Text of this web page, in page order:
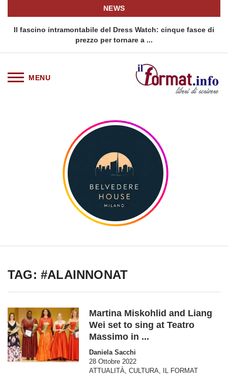
NEWS
Il fascino intramontabile del Dress Watch: cinque fasce di
prezzo per tornare a ...
TAG: #ALAINNONAT
Martina Miskohlid and Liang
Wei set to sing at Teatro
Massimo in ...
Daniela Sacchi
28 Ottobre 2022
ATTUALITÀ, CULTURA, IL FORMAT